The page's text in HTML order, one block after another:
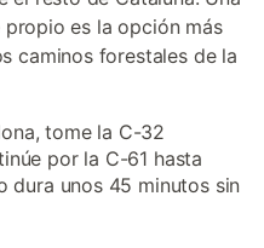
es la opción más
caminos forestales de la
tome la C-32
por la C-61 hasta
dura unos 45 minutos sin